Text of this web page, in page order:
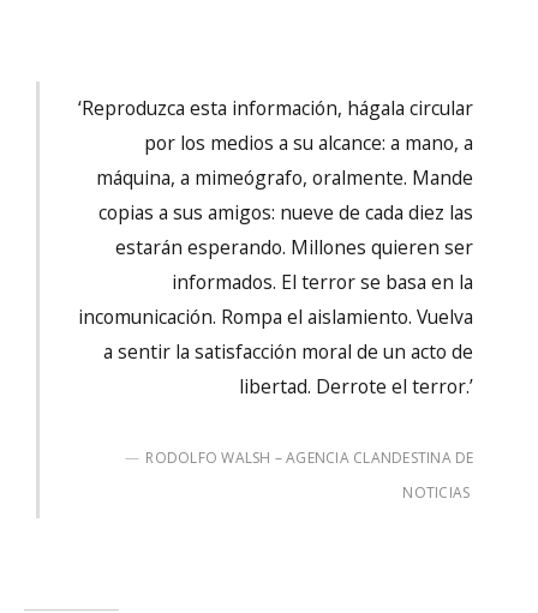
‘Reproduzca esta información, hágala circular
por los medios a su alcance: a mano, a
máquina, a mimeógrafo, oralmente. Mande
copias a sus amigos: nueve de cada diez las
estarán esperando. Millones quieren ser
informados. El terror se basa en la
incomunicación. Rompa el aislamiento. Vuelva
a sentir la satisfacción moral de un acto de
libertad. Derrote el terror.’
RODOLFO WALSH – AGENCIA CLANDESTINA DE
NOTICIAS